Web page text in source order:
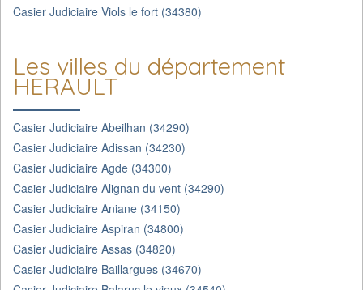
Casier Judiciaire Viols le fort (34380)
Les villes du département
HERAULT
Casier Judiciaire Abeilhan (34290)
Casier Judiciaire Adissan (34230)
Casier Judiciaire Agde (34300)
Casier Judiciaire Alignan du vent (34290)
Casier Judiciaire Aniane (34150)
Casier Judiciaire Aspiran (34800)
Casier Judiciaire Assas (34820)
Casier Judiciaire Baillargues (34670)